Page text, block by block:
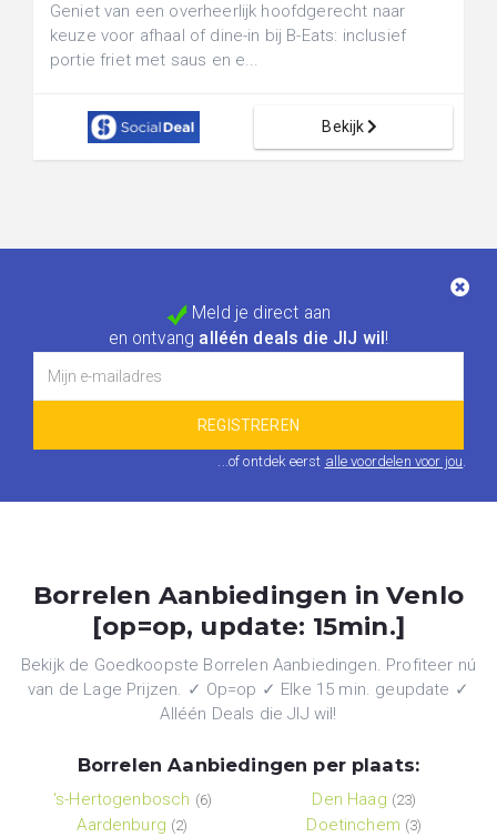
Geniet van een overheerlijk hoofdgerecht naar
keuze voor afhaal of dine-in bij B-Eats: inclusief
portie friet met saus en e...
Bekijk
Meld je direct aan
en ontvang alléén deals die JIJ wil !
...of ontdek eerst alle voordelen voor jou.
Borrelen Aanbiedingen in Venlo
[op=op, update: 15min.]
Bekijk de Goedkoopste Borrelen Aanbiedingen. Profiteer nú
van de Lage Prijzen. ✓ Op=op ✓ Elke 15 min. geupdate ✓
Alléén Deals die JIJ wil!
Borrelen Aanbiedingen per plaats:
's-Hertogenbosch (6)
Aardenburg (2)
Den Haag (23)
Doetinchem (3)